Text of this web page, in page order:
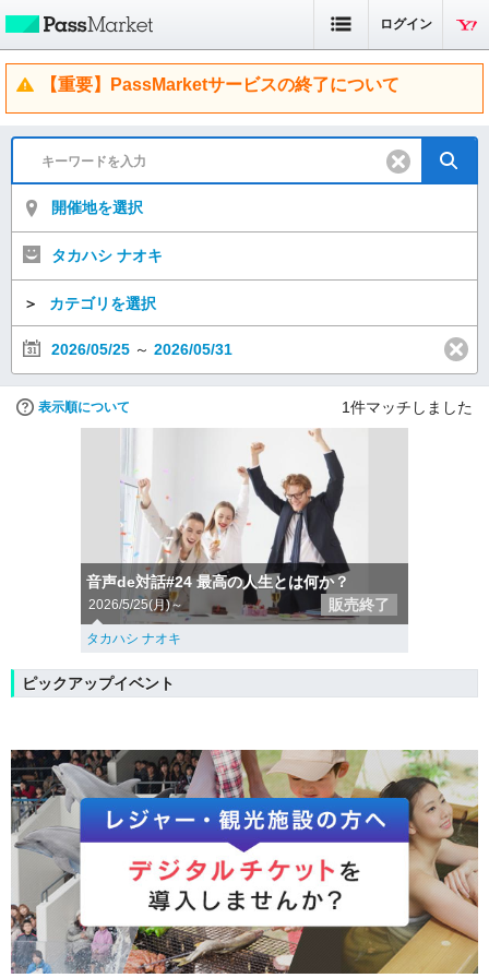
ログイン
【重要】PassMarketサービスの終了について
開催地を選択
タカハシ ナオキ
＞ カテゴリを選択
2026/05/25 ～ 2026/05/31
表示順について 1件マッチしました
音声de対話#24 最高の人生とは何か？
2026/5/25(月)～ 販売終了
タカハシ ナオキ
ピックアップイベント